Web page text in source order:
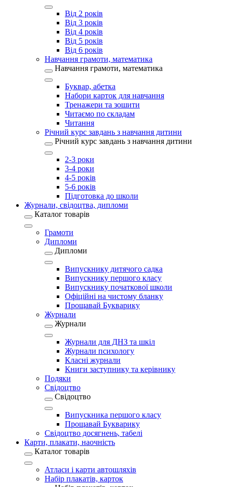
Від 2 років
Від 3 років
Від 4 років
Від 5 років
Від 6 років
Навчання грамоти, математика
Навчання грамоти, математика
Буквар, абетка
Набори карток для навчання
Тренажери та зошити
Читаємо по складам
Читання
Річний курс завдань з навчання дитини
Річний курс завдань з навчання дитини
2-3 роки
3-4 роки
4-5 років
5-6 років
Підготовка до школи
Журнали, свідоцтва, дипломи
Каталог товарів
Грамоти
Дипломи
Дипломи
Випускнику дитячого садка
Випускнику першого класу
Випускнику початкової школи
Офіційні на чистому бланку
Прощавай Букварику
Журнали
Журнали
Журнали для ДНЗ та шкіл
Журнали психологу
Класні журнали
Книги заступнику та керівнику
Подяки
Свідоцтво
Свідоцтво
Випускника першого класу
Прощавай Букварику
Свідоцтво досягнень, табелі
Карти, плакати, наочність
Каталог товарів
Атласи і карти автошляхів
Набір плакатів, карток